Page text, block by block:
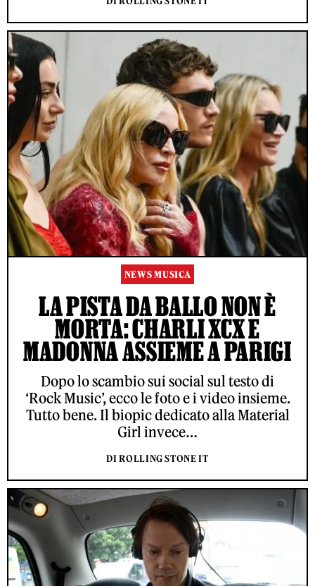
NEWS MUSICA
LA PISTA DA BALLO NON È
MORTA: CHARLI XCX E
MADONNA ASSIEME A PARIGI
Dopo lo scambio sui social sul testo di
‘Rock Music’, ecco le foto e i video insieme.
Tutto bene. Il biopic dedicato alla Material
Girl invece…
DI ROLLING STONE IT